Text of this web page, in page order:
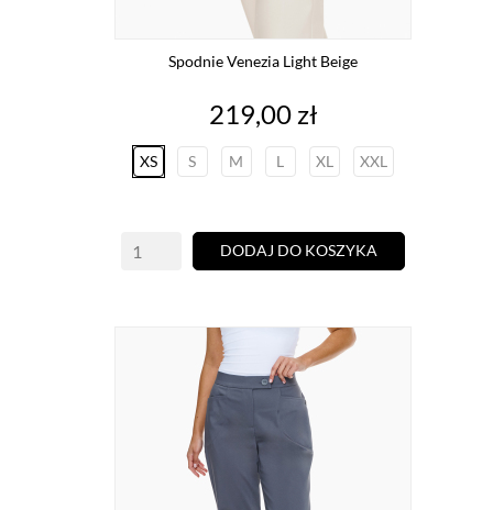
Spodnie Venezia Light Beige
Cena
219,00 zł
XS S M L XL XXL
DODAJ DO KOSZYKA